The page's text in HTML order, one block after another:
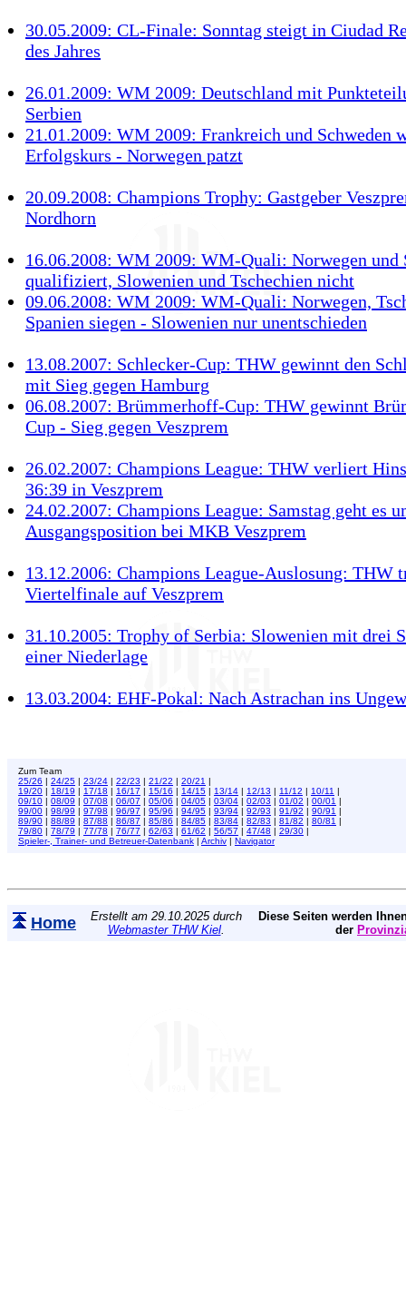
30.05.2009: CL-Finale: Sonntag steigt in Ciudad
des Jahres
26.01.2009: WM 2009: Deutschland mit
Serbien
21.01.2009: WM 2009: Frankreich und Schweden
Erfolgskurs - Norwegen patzt
20.09.2008: Champions Trophy: Gastgeber
Nordhorn
16.06.2008: WM 2009: WM-Quali: Norwegen und
qualifiziert, Slowenien und Tschechien nicht
09.06.2008: WM 2009: WM-Quali: Norwegen,
Spanien siegen - Slowenien nur unentschieden
13.08.2007: Schlecker-Cup: THW gewinnt den
mit Sieg gegen Hamburg
06.08.2007: Brümmerhoff-Cup: THW gewinnt
Cup - Sieg gegen Veszprem
26.02.2007: Champions League: THW verliert
36:39 in Veszprem
24.02.2007: Champions League: Samstag geht es
Ausgangsposition bei MKB Veszprem
13.12.2006: Champions League-Auslosung:
Viertelfinale auf Veszprem
31.10.2005: Trophy of Serbia: Slowenien mit drei
einer Niederlage
13.03.2004: EHF-Pokal: Nach Astrachan ins
Zum Team
25/26 | 24/25 | 23/24 | 22/23 | 21/22 | 20/21 |
19/20 | 18/19 | 17/18 | 16/17 | 15/16 | 14/15 | 13/14 | 12/13 | 11/12 | 10/11 |
09/10 | 08/09 | 07/08 | 06/07 | 05/06 | 04/05 | 03/04 | 02/03 | 01/02 | 00/01 |
99/00 | 98/99 | 97/98 | 96/97 | 95/96 | 94/95 | 93/94 | 92/93 | 91/92 | 90/91 |
89/90 | 88/89 | 87/88 | 86/87 | 85/86 | 84/85 | 83/84 | 82/83 | 81/82 | 80/81 |
79/80 | 78/79 | 77/78 | 76/77 | 62/63 | 61/62 | 56/57 | 47/48 | 29/30 |
Spieler-, Trainer- und Betreuer-Datenbank | Archiv | Navigator
Home
Erstellt am 29.10.2025 durch
Webmaster THW Kiel.
Diese Seiten werden
der